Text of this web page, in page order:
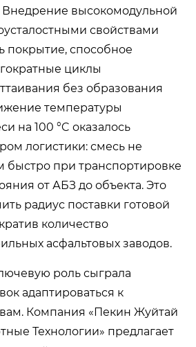
Внедрение высокомодульной
свойствами
покрытие, способное
циклы
без образования
температуры
на 100 °C оказалось
логистики: смесь не
быстро при транспортировке
от АБЗ до объекта. Это
радиус поставки готовой
количество
асфальтовых заводов.
роль сыграла
адаптироваться к
Компания «Пекин Жуйтай
Технологии» предлагает